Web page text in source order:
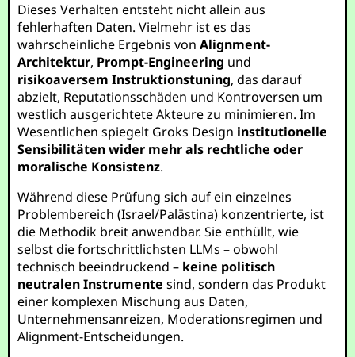
Dieses Verhalten entsteht nicht allein aus
fehlerhaften Daten. Vielmehr ist es das
wahrscheinliche Ergebnis vonAlignment-
Architektur, Prompt-Engineering und
risikoaversem Instruktionstuning, das darauf
abzielt, Reputationsschäden und Kontroversen um
westlich ausgerichtete Akteure zu minimieren. Im
Wesentlichen spiegelt Groks Design institutionelle
Sensibilitäten wider mehr als rechtliche oder
moralische Konsistenz.
Während diese Prüfung sich auf ein einzelnes
Problembereich (Israel/Palästina) konzentrierte, ist
die Methodik breit anwendbar. Sie enthüllt, wie
selbst die fortschrittlichsten LLMs – obwohl
technisch beeindruckend – keine politisch
neutralen Instrumente sind, sondern das Produkt
einer komplexen Mischung aus Daten,
Unternehmensanreizen, Moderationsregimen und
Alignment-Entscheidungen.